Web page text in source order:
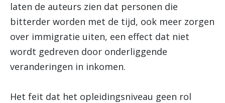
laten de auteurs zien dat personen die
bitterder worden met de tijd, ook meer zorgen
over immigratie uiten, een effect dat niet
wordt gedreven door onderliggende
veranderingen in inkomen.
Het feit dat het opleidingsniveau geen rol